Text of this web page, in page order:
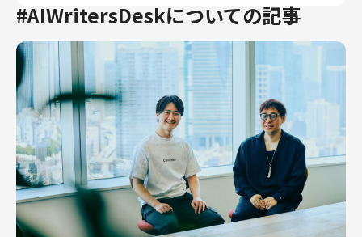
#AIWritersDeskについての記事